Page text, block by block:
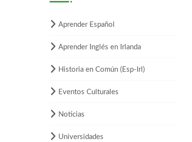
Aprender Español
Aprender Inglés en Irlanda
Historia en Común (Esp-Irl)
Eventos Culturales
Noticias
Universidades